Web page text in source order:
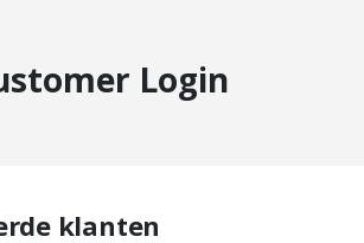
Login
klanten